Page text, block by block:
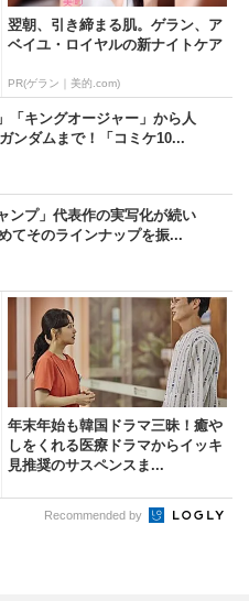
翌朝、引き締まる肌。ゲラン、ア
ベイユ・ロイヤルの新ナイトケア
PR(ゲラン｜美的.com)
「キングオージャー」から人
ンダムまで！「コミケ10...
ンプ」代表作の実写化が続い
てそのラインナップを振...
年末年始も韓国ドラマ三昧！癒や
しをくれる医療ドラマからイッキ
見推奨のサスペンスま...
Recommended by